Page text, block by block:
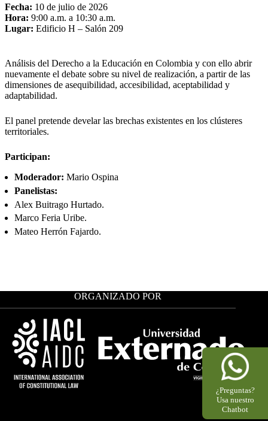
Fecha: 10 de julio de 2026
Hora: 9:00 a.m. a 10:30 a.m.
Lugar: Edificio H – Salón 209
Análisis del Derecho a la Educación en Colombia y con ello abrir
nuevamente el debate sobre su nivel de realización, a partir de las
dimensiones de asequibilidad, accesibilidad, aceptabilidad y
adaptabilidad.
El panel pretende develar las brechas existentes en los clústeres
territoriales.
Participan:
Moderador: Mario Ospina
Panelistas:
Alex Buitrago Hurtado.
Marco Feria Uribe.
Mateo Herrón Fajardo.
ORGANIZADO POR
¿Preguntas?
Usa nuestro
Chatbot